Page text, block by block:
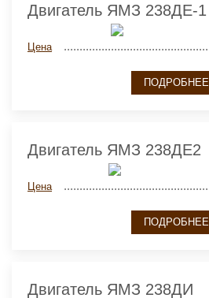
Двигатель ЯМЗ 238ДЕ-1
Цена
ПОДРОБНЕЕ
Двигатель ЯМЗ 238ДЕ2
Цена
ПОДРОБНЕЕ
Двигатель ЯМЗ 238ДИ